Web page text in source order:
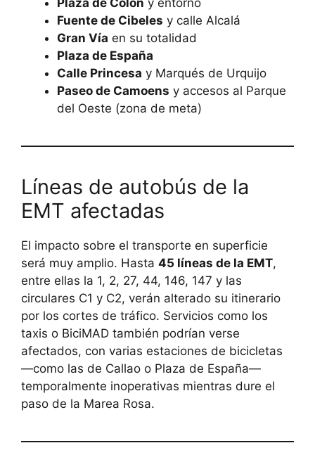
Plaza de Colón y entorno
Fuente de Cibeles y calle Alcalá
Gran Vía en su totalidad
Plaza de España
Calle Princesa y Marqués de Urquijo
Paseo de Camoens y accesos al Parque
del Oeste (zona de meta)
Líneas de autobús de la
EMT afectadas
El impacto sobre el transporte en superficie
será muy amplio. Hasta 45 líneas de la EMT,
entre ellas la 1, 2, 27, 44, 146, 147 y las
circulares C1 y C2, verán alterado su itinerario
por los cortes de tráfico. Servicios como los
taxis o BiciMAD también podrían verse
afectados, con varias estaciones de bicicletas
—como las de Callao o Plaza de España—
temporalmente inoperativas mientras dure el
paso de la Marea Rosa.